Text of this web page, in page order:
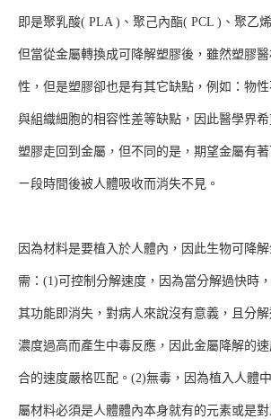
即是聚乳酸( PLA )、聚己內酯( PCL )、聚乙
但當從金屬轉換成可降解塑膠後，雖然塑膠
性，但是塑膠卻也是有其它缺點，例如：物性
與組織細胞的相容性差等缺點，因此醫學界
塑膠走回到金屬，但不同的是，期望金屬有
ㄧ段時間後被人體吸收而消失不見。
因為材料是要植入於人體內，因此生物可降
需：(1)可控制分解速度，因為當分解過快時
其功能即消失，對病人來說沒有意義，且分
濃度過高而產生中毒反應，因此金屬降解的
合的速度嚴格匹配。(2)無毒，因為植入人體
屬材料必須是人體體內本身就有的元素或是對